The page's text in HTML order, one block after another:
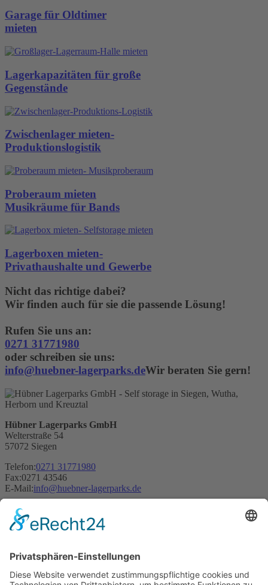
Garage für Oldtimer
mieten
Lagerkapazitäten für große
Gegenstände
Zwischenlager mieten-
Produktionslogistik
Proberaum mieten
Musikräume für Bands
Lagerboxen mieten-
Privathaushalte und Gewerbe
Nicht das richtige dabei?
Wir finden auch für sie die passende Lösung!
Rufen Sie uns an:
0271 31771980
oder schreiben sie uns:
info@huebner-lagerparks.deWir beraten Sie gern!
Hübner Lagerparks GmbH
Welterstraße 54
57072 Siegen
Telefon:0271 31771980
Fax:0271 43546
E-Mail:info@huebner-lagerparks.de
Öffnungszeiten: 09:00 Uhr bis 14.00 Uhr Mo. bis Fr.
Leistungen
Unterstellplatz Wohnmobil mieten
Garage Oldtimer mieten
Produktionsflächen mieten